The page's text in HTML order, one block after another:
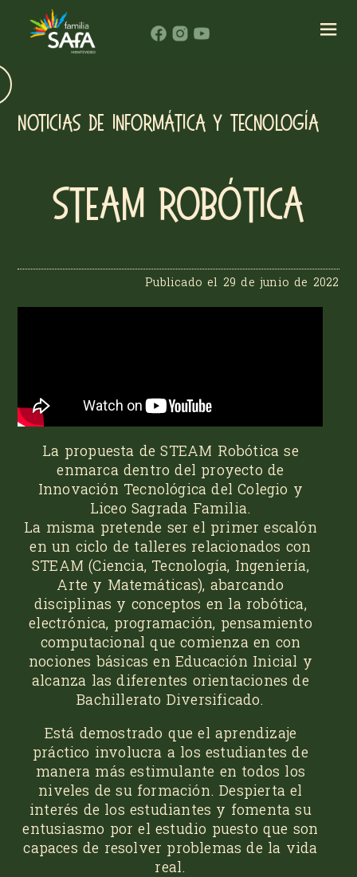
Noticias de Informática y Tecnología
STEAM Robótica
Publicado el 29 de junio de 2022
La propuesta de STEAM Robótica se
enmarca dentro del proyecto de
Innovación Tecnológica del Colegio y
Liceo Sagrada Familia.
La misma pretende ser el primer escalón
en un ciclo de talleres relacionados con
STEAM (Ciencia, Tecnología, Ingeniería,
Arte y Matemáticas), abarcando
disciplinas y conceptos en la robótica,
electrónica, programación, pensamiento
computacional que comienza en con
nociones básicas en Educación Inicial y
alcanza las diferentes orientaciones de
Bachillerato Diversificado.
Está demostrado que el aprendizaje
práctico involucra a los estudiantes de
manera más estimulante en todos los
niveles de su formación. Despierta el
interés de los estudiantes y fomenta su
entusiasmo por el estudio puesto que son
capaces de resolver problemas de la vida
real.